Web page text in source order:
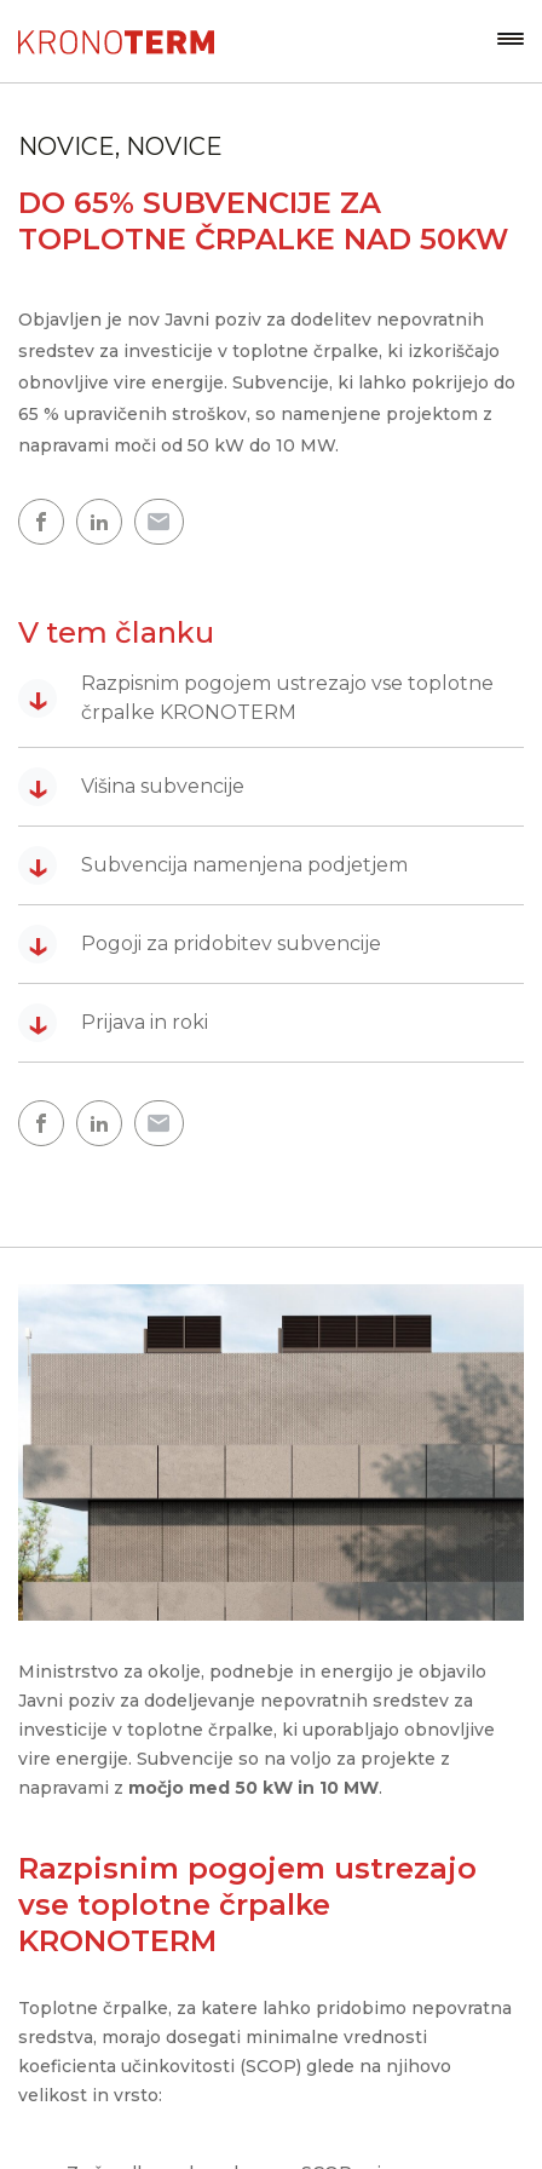
NOVICE, NOVICE
DO 65% SUBVENCIJE ZA
TOPLOTNE ČRPALKE NAD 50KW
Objavljen je nov Javni poziv za dodelitev nepovratnih
sredstev za investicije v toplotne črpalke, ki izkoriščajo
obnovljive vire energije. Subvencije, ki lahko pokrijejo do
65 % upravičenih stroškov, so namenjene projektom z
napravami moči od 50 kW do 10 MW.
V tem članku
↓
Razpisnim pogojem ustrezajo vse toplotne
črpalke KRONOTERM
↓ Višina subvencije
↓ Subvencija namenjena podjetjem
↓ Pogoji za pridobitev subvencije
↓ Prijava in roki
Ministrstvo za okolje, podnebje in energijo je objavilo
Javni poziv za dodeljevanje nepovratnih sredstev za
investicije v toplotne črpalke, ki uporabljajo obnovljive
vire energije. Subvencije so na voljo za projekte z
napravami z močjo med 50 kW in 10 MW.
Razpisnim pogojem ustrezajo
vse toplotne črpalke
KRONOTERM
Toplotne črpalke, za katere lahko pridobimo nepovratna
sredstva, morajo dosegati minimalne vrednosti
koeficienta učinkovitosti (SCOP) glede na njihovo
velikost in vrsto: